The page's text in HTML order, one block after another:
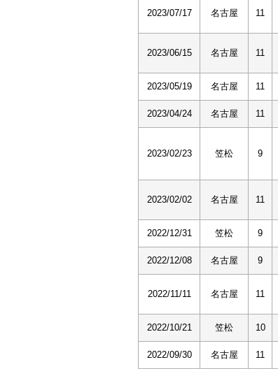
2023/07/17 名古屋 11
2023/06/15 名古屋 11
2023/05/19 名古屋 11
2023/04/24 名古屋 11
2023/02/23 笠松 9
2023/02/02 名古屋 11
2022/12/31 笠松 9
2022/12/08 名古屋 9
2022/11/11 名古屋 11
2022/10/21 笠松 10
2022/09/30 名古屋 11